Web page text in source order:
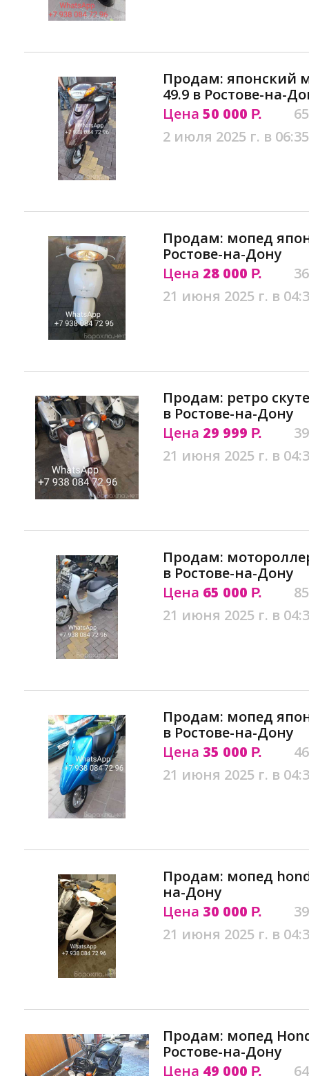
Продам: японский
49.9 в Ростове-на-
Цена 50 000 Р.
2 июля 2025 г. в 06:35
Продам: мопед
Ростове-на-Дону
Цена 28 000 Р.
21 июня 2025 г. в
Продам: ретро
в Ростове-на-Дону
Цена 29 999 Р.
21 июня 2025 г. в
Продам:
в Ростове-на-Дону
Цена 65 000 Р.
21 июня 2025 г. в
Продам: мопед
в Ростове-на-Дону
Цена 35 000 Р.
21 июня 2025 г. в
Продам: мопед
на-Дону
Цена 30 000 Р.
21 июня 2025 г. в
Продам: мопед
Ростове-на-Дону
Цена 49 000 Р.